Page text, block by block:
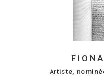
Artiste,